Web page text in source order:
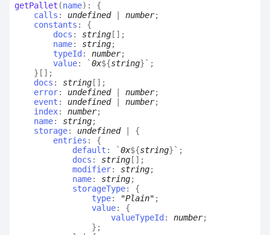
getPallet (name) : {
calls : undefined| number;
constants : {
docs : string [] ;
name: string;
typeId : number;
value: `0x${string} ` ;
} [] ;
docs : string [] ;
error: undefined| number;
event : undefined| number;
index: number;
name: string;
storage: undefined| {
entries : {
default : `0x${string} ` ;
docs : string [] ;
modifier: string;
name: string;
storageType: {
type: "Plain" ;
value: {
valueTypeId : number;
} ;